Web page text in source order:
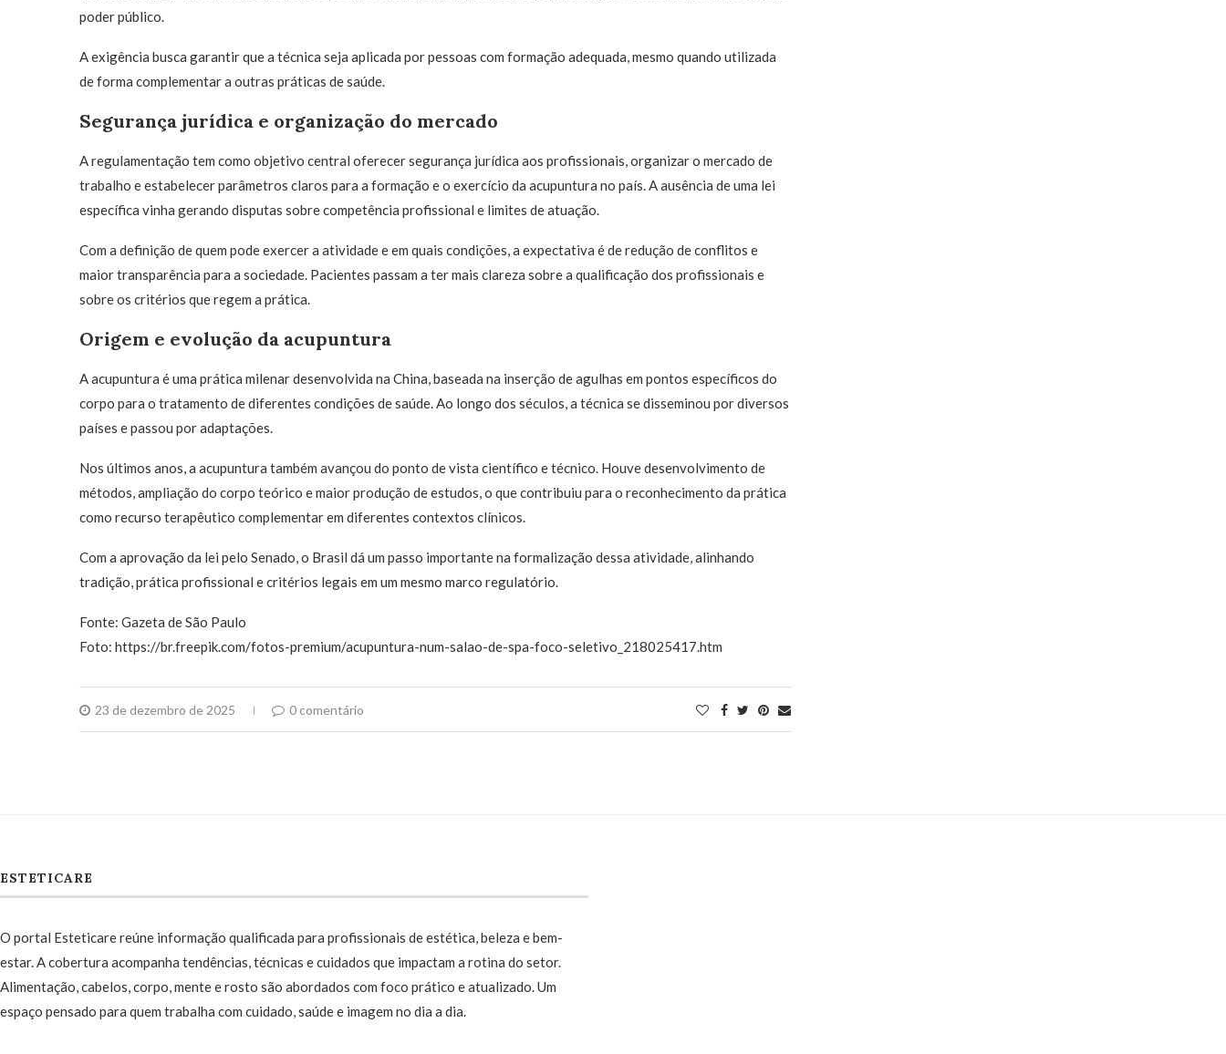
poder público.
A exigência busca garantir que a técnica seja aplicada por pessoas com formação adequada, mesmo quando utilizada
de forma complementar a outras práticas de saúde.
Segurança jurídica e organização do mercado
A regulamentação tem como objetivo central oferecer segurança jurídica aos profissionais, organizar o mercado de
trabalho e estabelecer parâmetros claros para a formação e o exercício da acupuntura no país. A ausência de uma lei
específica vinha gerando disputas sobre competência profissional e limites de atuação.
Com a definição de quem pode exercer a atividade e em quais condições, a expectativa é de redução de conflitos e
maior transparência para a sociedade. Pacientes passam a ter mais clareza sobre a qualificação dos profissionais e
sobre os critérios que regem a prática.
Origem e evolução da acupuntura
A acupuntura é uma prática milenar desenvolvida na China, baseada na inserção de agulhas em pontos específicos do
corpo para o tratamento de diferentes condições de saúde. Ao longo dos séculos, a técnica se disseminou por diversos
países e passou por adaptações.
Nos últimos anos, a acupuntura também avançou do ponto de vista científico e técnico. Houve desenvolvimento de
métodos, ampliação do corpo teórico e maior produção de estudos, o que contribuiu para o reconhecimento da prática
como recurso terapêutico complementar em diferentes contextos clínicos.
Com a aprovação da lei pelo Senado, o Brasil dá um passo importante na formalização dessa atividade, alinhando
tradição, prática profissional e critérios legais em um mesmo marco regulatório.
Fonte: Gazeta de São Paulo
Foto: https://br.freepik.com/fotos-premium/acupuntura-num-salao-de-spa-foco-seletivo_218025417.htm
23 de dezembro de 2025 0 comentário
ESTETICARE
O portal Esteticare reúne informação qualificada para profissionais de estética, beleza e bem-
estar. A cobertura acompanha tendências, técnicas e cuidados que impactam a rotina do setor.
Alimentação, cabelos, corpo, mente e rosto são abordados com foco prático e atualizado. Um
espaço pensado para quem trabalha com cuidado, saúde e imagem no dia a dia.